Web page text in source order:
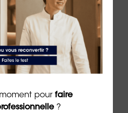
après un burn-
possible
pour faire
?